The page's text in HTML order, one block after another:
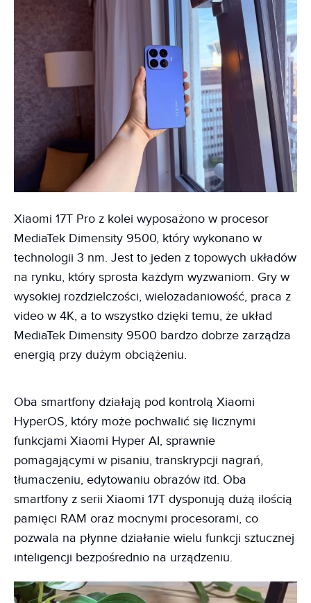
Xiaomi 17T Pro z kolei wyposażono w procesor
MediaTek Dimensity 9500, który wykonano w
technologii 3 nm. Jest to jeden z topowych układów
na rynku, który sprosta każdym wyzwaniom. Gry w
wysokiej rozdzielczości, wielozadaniowość, praca z
video w 4K, a to wszystko dzięki temu, że układ
MediaTek Dimensity 9500 bardzo dobrze zarządza
energią przy dużym obciążeniu.
Oba smartfony działają pod kontrolą Xiaomi
HyperOS, który może pochwalić się licznymi
funkcjami Xiaomi Hyper AI, sprawnie
pomagającymi w pisaniu, transkrypcji nagrań,
tłumaczeniu, edytowaniu obrazów itd. Oba
smartfony z serii Xiaomi 17T dysponują dużą ilością
pamięci RAM oraz mocnymi procesorami, co
pozwala na płynne działanie wielu funkcji sztucznej
inteligencji bezpośrednio na urządzeniu.